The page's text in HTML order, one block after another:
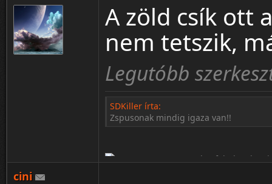
A zöld csík ott
nem tetszik,
Legutóbb
SDKiller írta:
Zspusonak mindig igaza van!!
cini